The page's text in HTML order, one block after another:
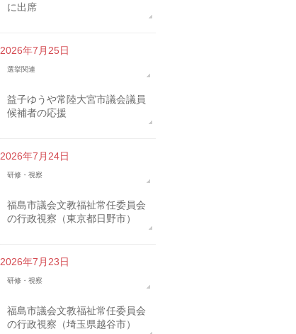
に出席
2026年7月25日
選挙関連
益子ゆうや常陸大宮市議会議員
候補者の応援
2026年7月24日
研修・視察
福島市議会文教福祉常任委員会
の行政視察（東京都日野市）
2026年7月23日
研修・視察
福島市議会文教福祉常任委員会
の行政視察（埼玉県越谷市）